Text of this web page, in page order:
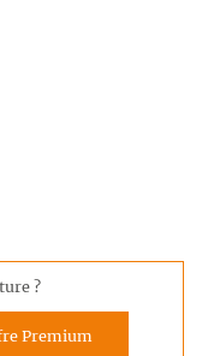
?
Premium